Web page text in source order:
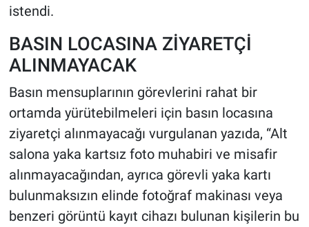
istendi.
BASIN LOCASINA ZİYARETÇİ
ALINMAYACAK
Basın mensuplarının görevlerini rahat bir
ortamda yürütebilmeleri için basın locasına
ziyaretçi alınmayacağı vurgulanan yazıda, “Alt
salona yaka kartsız foto muhabiri ve misafir
alınmayacağından, ayrıca görevli yaka kartı
bulunmaksızın elinde fotoğraf makinası veya
benzeri görüntü kayıt cihazı bulunan kişilerin bu